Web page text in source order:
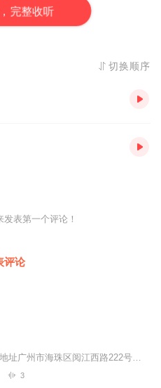
，环境幽静优美。周边的建筑群
是基督教浸信会教友在茶叙当中
东山新校，三十年代又在香港、
正三校加强了联系和交流，有
堂科学实验大楼、林炳炎基金
教学设备和电脑网络，为学生们
培正中学是广州的百年老校名
，这里有着浓浓的人文气息和
责任感培养了一代一代优秀人
，1994年重修。飞檐碧瓦，典雅
鱼尾，寓意鲤鱼跃龙门。仔细观
”二字。 校园建筑古色古香，从
席胡汉民所书。美洲楼现已成
成，校友们概括为“红蓝精神”。
冷静、理智，合起来的“红蓝精
社会的传统。 好了，亲爱的游
完整收听
切换顺序
表第一个评论！
评论
音频来源于链景旅行地址广州市海珠区阅江西路222号广州塔内票价描述广州塔室内观光成人票150元（含白云星空观光大厅），其它区域门票价格及套票信息，请查看...
3